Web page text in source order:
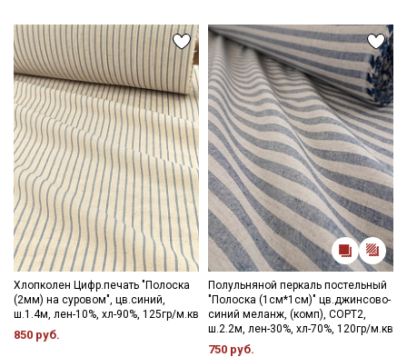
безупречный стиль, который прослужит долгие годы,
сохраняя свой первозданный вид и свойства.
Внимание! Полоски расположены поперек кромки, см. фото.
Хлопколен Цифр.печать "Полоска
(2мм) на суровом", цв.синий,
ш.1.4м, лен-10%, хл-90%, 125гр/м.кв
850 руб.
Полульняной перкаль постельный
"Полоска (1см*1см)" цв.джинсово-
синий меланж, (комп), СОРТ2,
ш.2.2м, лен-30%, хл-70%, 120гр/м.кв
750 руб.
промокоды и скидки до 30% на узкие
категории тканей
Электронная почта
Подписаться
Ознакомлен(а) с
Политикой обработки персональных
данных и даю Согласие на обработку персональных
данных
ДаюСогласие на получение рекламных и
информационных рассылок